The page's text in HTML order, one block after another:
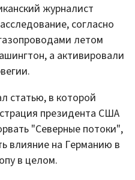
журналист
согласно
летом
а активировали
статью, в которой
президента США
"Северные потоки",
влияние на Германию в
в целом.